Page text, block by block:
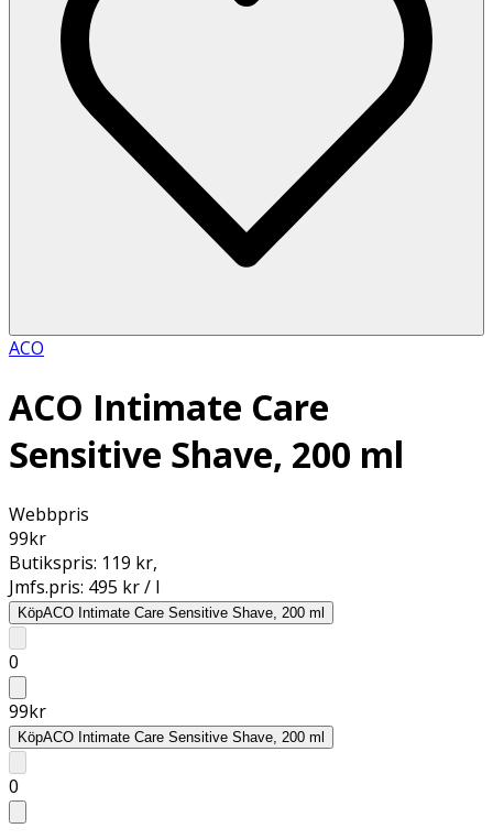
ACO
ACO Intimate Care
Sensitive Shave, 200 ml
Webbpris
99kr
Butikspris: 119 kr,
Jmfs.pris: 495 kr / l
KöpACO Intimate Care Sensitive Shave, 200 ml
0
99kr
KöpACO Intimate Care Sensitive Shave, 200 ml
0